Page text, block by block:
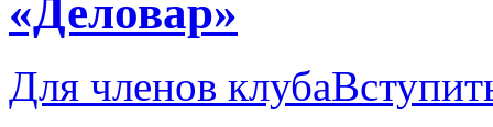
Для членов клуба